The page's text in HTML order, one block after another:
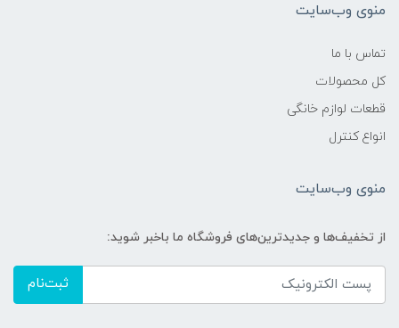
منوی وب‌سایت
تماس با ما
کل محصولات
قطعات لوازم خانگی
انواع کنترل
منوی وب‌سایت
از تخفیف‌ها و جدیدترین‌های فروشگاه ما باخبر شوید:
ثبت‌نام